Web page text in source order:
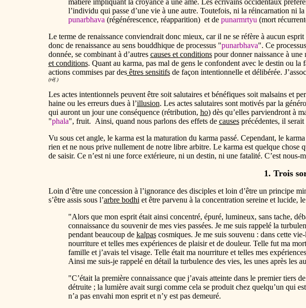
matière impliquant la croyance à une âme. Les écrivains occidentaux
l’individu qui passe d’une vie à une autre. Toutefois, ni la réincarnation ni
punarbhava (régénérescence, réapparition) et de punarmrtyu (mort
Le terme de renaissance conviendrait donc mieux, car il ne se réfère à aucun
donc de renaissance au sens bouddhique de processus "punarbhava". Ce
donnée, se combinant à d’autres causes et conditionspour donner naissance à une
et conditions. Quant au karma, pas mal de gens le confondent avec le destin ou
actions commises par desêtres sensitifsde façon intentionnelle et délibérée.
(réf.)
Les actes intentionnels peuvent être soit salutaires et bénéfiques soit malsains et
haine ou les erreurs dues à l’illusion. Les actes salutaires sont motivés par la
qui auront un jour une conséquence (rétribution, ho) dès qu’elles parviendront à
"phala", fruit. Ainsi, quand nous parlons des effets de causesprécédentes, il
Vu sous cet angle, le karma est la maturation du karma passé. Cependant, le
rien et ne nous prive nullement de notre libre arbitre. Le karma est quelque chose
de saisir. Ce n’est ni une force extérieure, ni un destin, ni une fatalité. C’est nous-
1. Trois
Loin d’être une concession à l’ignorance des disciples et loin d’être un principe
s’être assis sous l’arbre bodhi et être parvenu à la concentration sereine et lucide,
"Alors que mon esprit était ainsi concentré, épuré, lumineux, sans tache,
connaissance du souvenir de mes vies passées. Je me suis rappelé la
pendant beaucoup de kalpascosmiques. Je me suis souvenu : dans cette
nourriture et telles mes expériences de plaisir et de douleur. Telle fut ma
famille et j’avais tel visage. Telle était ma nourriture et telles mes
Ainsi me suis-je rappelé en détail la turbulence des vies, les unes après les
"C’était la première connaissance que j’avais atteinte dans le premier tiers
détruite ; la lumière avait surgi comme cela se produit chez quelqu’un qui
n’a pas envahi mon esprit et n’y est pas demeuré.